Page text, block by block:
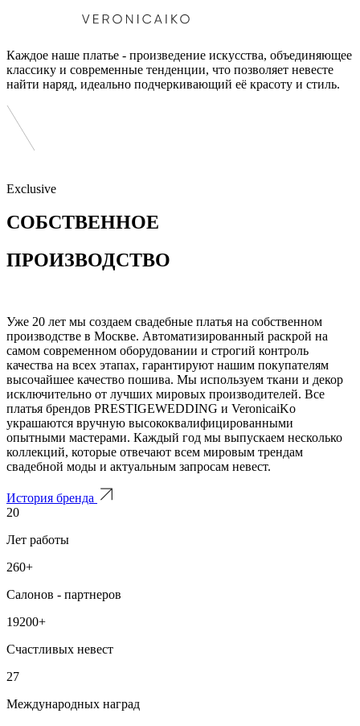
Каждое наше платье - произведение искусства, объединяющее
классику и современные тенденции, что позволяет невесте
найти наряд, идеально подчеркивающий её красоту и стиль.
Exclusive
СОБСТВЕННОЕ
ПРОИЗВОДСТВО
Уже 20 лет мы создаем свадебные платья на собственном
производстве в Москве. Автоматизированный раскрой на
самом современном оборудовании и строгий контроль
качества на всех этапах, гарантируют нашим покупателям
высочайшее качество пошива. Мы используем ткани и декор
исключительно от лучших мировых производителей. Все
платья брендов PRESTIGEWEDDING и VeronicaiKo
украшаются вручную высококвалифицированными
опытными мастерами. Каждый год мы выпускаем несколько
коллекций, которые отвечают всем мировым трендам
свадебной моды и актуальным запросам невест.
История бренда
20
Лет работы
260+
Салонов - партнеров
19200+
Счастливых невест
27
Международных наград